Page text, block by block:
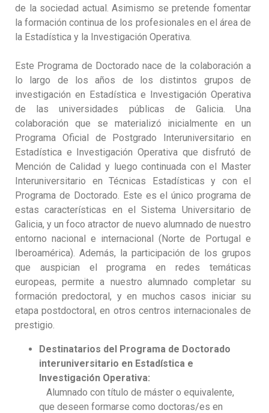
de la sociedad actual. Asimismo se pretende fomentar
la formación continua de los profesionales en el área de
la Estadística y la Investigación Operativa.
Este Programa de Doctorado nace de la colaboración a
lo largo de los años de los distintos grupos de
investigación en Estadística e Investigación Operativa
de las universidades públicas de Galicia. Una
colaboración que se materializó inicialmente en un
Programa Oficial de Postgrado Interuniversitario en
Estadística e Investigación Operativa que disfrutó de
Mención de Calidad y luego continuada con el Master
Interuniversitario en Técnicas Estadísticas y con el
Programa de Doctorado. Este es el único programa de
estas características en el Sistema Universitario de
Galicia, y un foco atractor de nuevo alumnado de nuestro
entorno nacional e internacional (Norte de Portugal e
Iberoamérica). Además, la participación de los grupos
que auspician el programa en redes temáticas
europeas, permite a nuestro alumnado completar su
formación predoctoral, y en muchos casos iniciar su
etapa postdoctoral, en otros centros internacionales de
prestigio.
Destinatarios del Programa de Doctorado
interuniversitario en Estadística e
Investigación Operativa:
Alumnado con título de máster o equivalente,
que deseen formarse como doctoras/es en